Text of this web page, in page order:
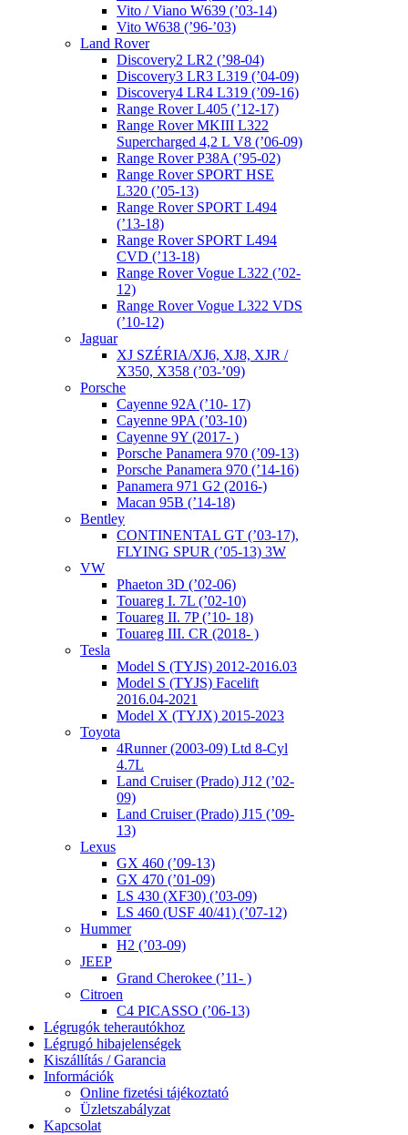
Vito / Viano W639 (’03-14)
Vito W638 (’96-’03)
Land Rover
Discovery2 LR2 (’98-04)
Discovery3 LR3 L319 (’04-09)
Discovery4 LR4 L319 (’09-16)
Range Rover L405 (’12-17)
Range Rover MKIII L322
Supercharged 4,2 L V8 (’06-09)
Range Rover P38A (’95-02)
Range Rover SPORT HSE
L320 (’05-13)
Range Rover SPORT L494
(’13-18)
Range Rover SPORT L494
CVD (’13-18)
Range Rover Vogue L322 (’02-
12)
Range Rover Vogue L322 VDS
(’10-12)
Jaguar
XJ SZÉRIA/XJ6, XJ8, XJR /
X350, X358 (’03-’09)
Porsche
Cayenne 92A (’10- 17)
Cayenne 9PA (’03-10)
Cayenne 9Y (2017- )
Porsche Panamera 970 (’09-13)
Porsche Panamera 970 (’14-16)
Panamera 971 G2 (2016-)
Macan 95B (’14-18)
Bentley
CONTINENTAL GT (’03-17),
FLYING SPUR (’05-13) 3W
VW
Phaeton 3D (’02-06)
Touareg I. 7L (’02-10)
Touareg II. 7P (’10- 18)
Touareg III. CR (2018- )
Tesla
Model S (TYJS) 2012-2016.03
Model S (TYJS) Facelift
2016.04-2021
Model X (TYJX) 2015-2023
Toyota
4Runner (2003-09) Ltd 8-Cyl
4.7L
Land Cruiser (Prado) J12 (’02-
09)
Land Cruiser (Prado) J15 (’09-
13)
Lexus
GX 460 (’09-13)
GX 470 (’01-09)
LS 430 (XF30) (’03-09)
LS 460 (USF 40/41) (’07-12)
Hummer
H2 (’03-09)
JEEP
Grand Cherokee (’11- )
Citroen
C4 PICASSO (’06-13)
Légrugók teherautókhoz
Légrugó hibajelenségek
Kiszállítás / Garancia
Információk
Online fizetési tájékoztató
Üzletszabályzat
Kapcsolat